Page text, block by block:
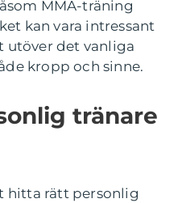
MMA-träning
kan vara intressant
utöver det vanliga
kropp och sinne.
tränare
hitta rätt personlig